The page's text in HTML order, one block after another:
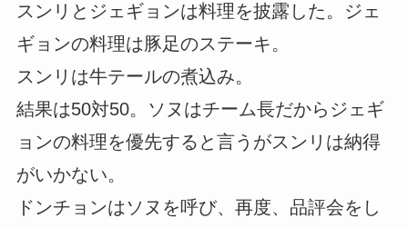
スンリとジェギョンは料理を披露した。ジェ
ギョンの料理は豚足のステーキ。
スンリは牛テールの煮込み。
結果は50対50。ソヌはチーム長だからジェギ
ョンの料理を優先すると言うがスンリは納得
がいかない。
ドンチョンはソヌを呼び、再度、品評会をし